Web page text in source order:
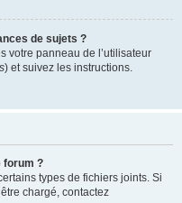
de sujets ?
votre panneau de l’utilisateur
) et suivez les instructions.
forum ?
types de fichiers joints. Si
chargé, contactez